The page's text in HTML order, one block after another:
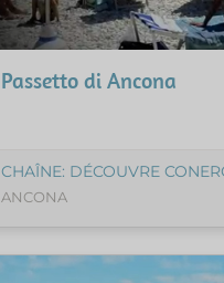
Passetto di Ancona
CHAÎNE: DÉCOUVRE
ANCONA